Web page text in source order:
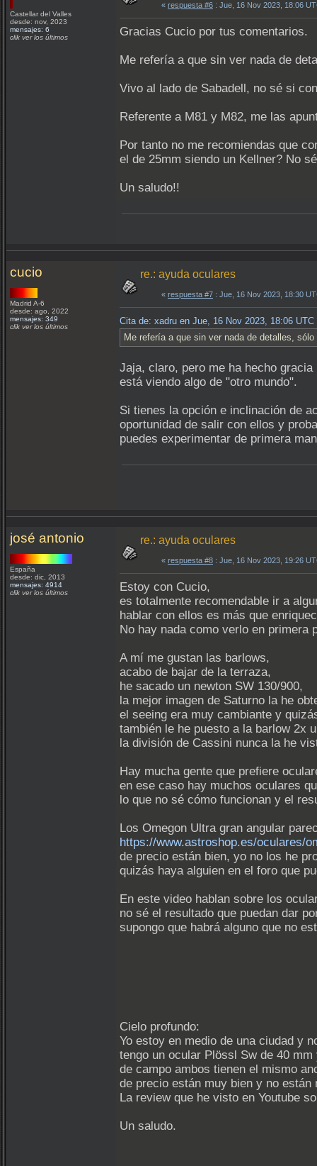
Castellar del Valles
desde: nov, 2023
mensajes: 6
clik ver los últimos
« respuesta #6 : Jue, 16 Nov 2023, 18:06
Gracias Cucio por tus comentarios.
Me refería a que sin ver nada de
Vivo al lado de Sabadell, no sé si
Referente a M81 y M82, me las
Por tanto no me recomiendas que
el de 25mm siendo un Kellner? No
Un saludo!!
cucio
Madrid A-6
desde: ago, 2022
mensajes: 349
clik ver los últimos
re.: ayuda oculares
« respuesta #7 : Jue, 16 Nov 2023, 18:30
Cita de: xadru en Jue, 16 Nov 2023, 18:06 UTC
Me refería a que sin ver nada de detalles,
Jaja, claro, pero me ha hecho
está viendo algo de "otro mundo".
Si tienes la opción e inclinación de
oportunidad de salir con ellos y
puedes experimentar de primera
josé antonio
España
desde: dic, 2013
mensajes: 4914
clik ver los últimos
re.: ayuda oculares
« respuesta #8 : Jue, 16 Nov 2023, 19:26
Estoy con Cucio,
es totalmente recomendable ir a
hablar con ellos es más que
No hay nada como verlo en primera
A mí me gustan las barlows,
acabo de bajar de la terraza,
he sacado un newton SW 130/900,
la mejor imagen de Saturno la he
el seeing era muy cambiante y
también le he puesto a la barlow 2x
la división de Cassini nunca la he
Hay mucha gente que prefiere
en ese caso hay muchos oculares
lo que no sé cómo funcionan y el
Los Omegon Ultra gran angular
https://www.astroshop.es/oculares/
de precio están bien, yo no los he
quizás haya alguien en el foro que
En este video hablan sobre los
no sé el resultado que puedan dar
supongo que habrá alguno que no
Cielo profundo:
Yo estoy en medio de una ciudad y
tengo un ocular Plössl Sw de 40
de campo ambos tienen el mismo
de precio están muy bien y no están
La review que he visto en Youtube
Un saludo.